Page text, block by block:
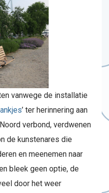
vanwege de installatie
’ ter herinnering aan
verbond, verdwenen
de kunstenares die
en meenemen naar
bleek geen optie, de
door het weer